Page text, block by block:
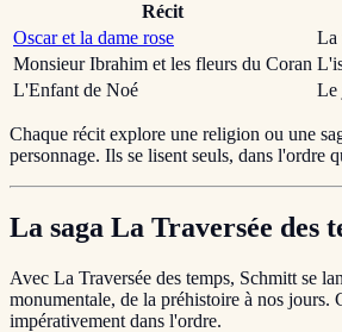
Récit
Oscar et la dame rose
La
Monsieur Ibrahim et les fleurs du Coran
L'Enfant de Noé
Le
Chaque récit explore une religion ou une
personnage. Ils se lisent seuls, dans l'ordre
La saga La Traversée des
Avec La Traversée des temps, Schmitt se
monumentale, de la préhistoire à nos jours.
impérativement dans l'ordre.